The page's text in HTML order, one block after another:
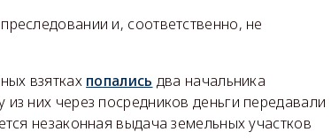
и, соответственно, не
взятках попались два начальника
них через посредников деньги передавали
незаконная выдача земельных участков